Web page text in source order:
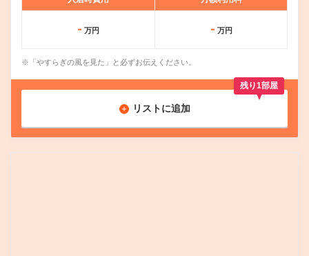
- 万円 - 万円
※「やすらぎの風を見た」と必ずお伝えください。
リストに追加
残り1部屋